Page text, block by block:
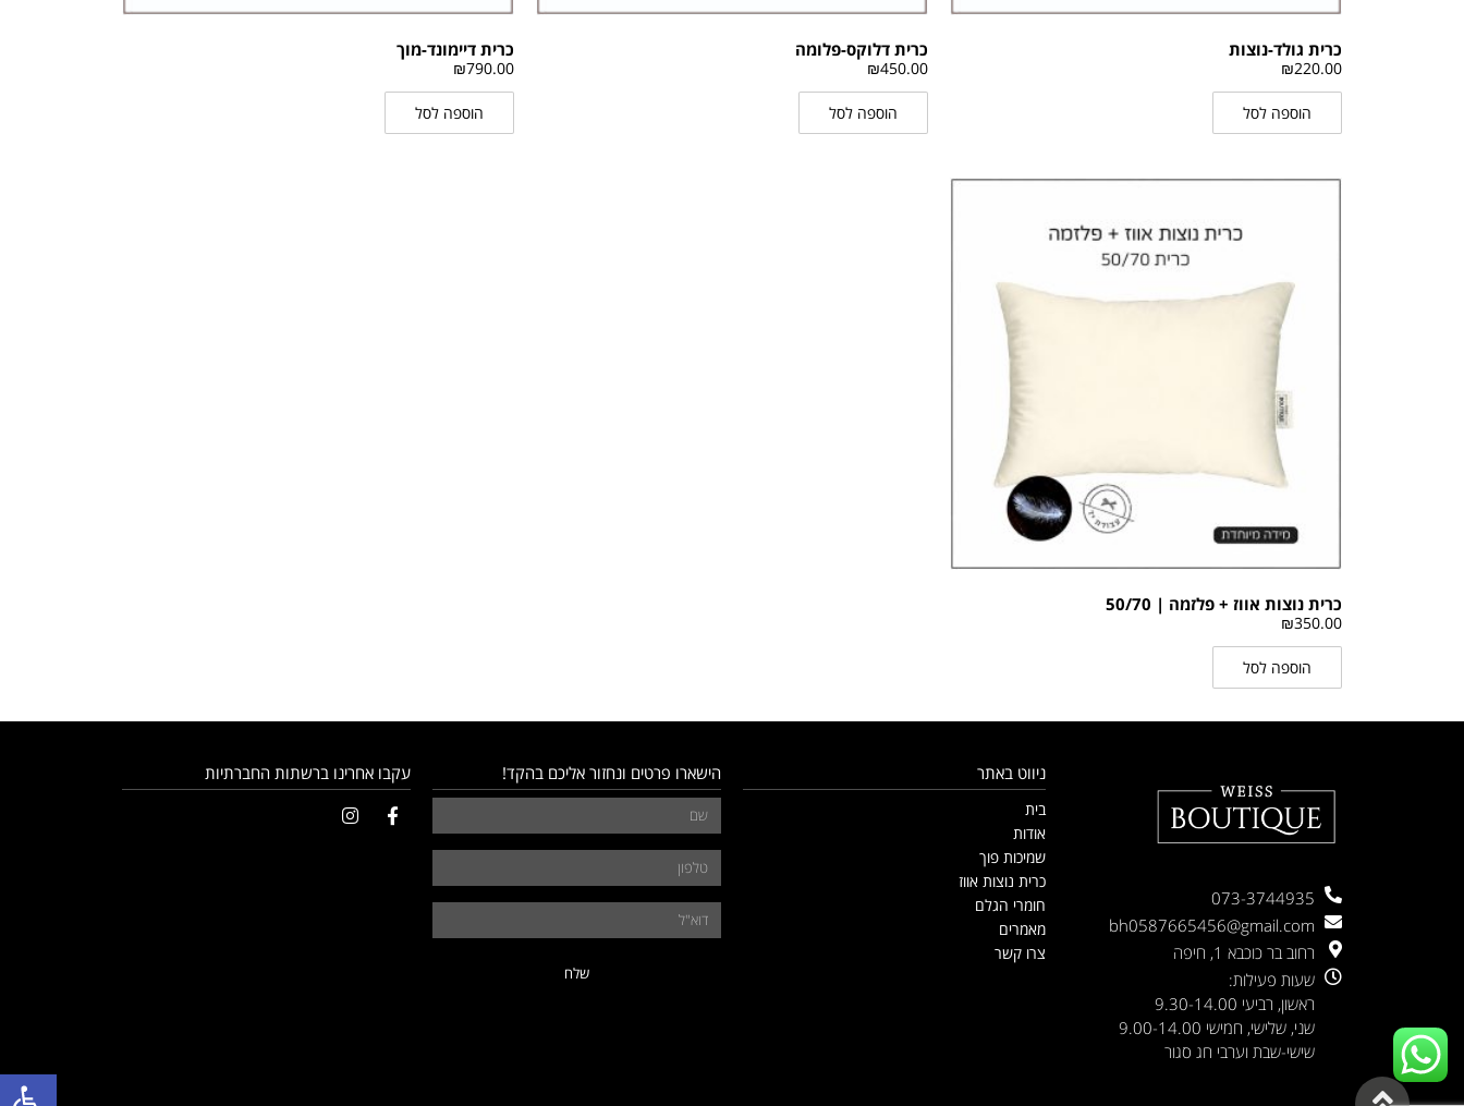
פתח
כרית גולד-נוצות
₪220.00
הוספה לסל
כרית דלוקס-פלומה
₪450.00
הוספה לסל
כרית דיימונד-מוך
₪790.00
הוספה לסל
כרית נוצות אווז + פלזמה | 50/70
₪350.00
הוספה לסל
073-3744935
bh0587665456@gmail.com
רחוב בר כוכבא 1, חיפה
שעות פעילות:
ראשון, רביעי 9.30-14.00
שני, שלישי, חמישי 9.00-14.00
שישי-שבת וערבי חג סגור
ניווט באתר
בית
אודות
שמיכות פוך
כרית נוצות אווז
חומרי הגלם
מאמרים
צרו קשר
הישארו פרטים ונחזור אליכם בהקד!
שלח
עקבו אחרינו ברשתות החברתיות